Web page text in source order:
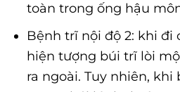
toàn trong ống hậu
Bệnh trĩ nội độ 2: khi đi
hiện tượng búi trĩ lòi
ra ngoài. Tuy nhiên,